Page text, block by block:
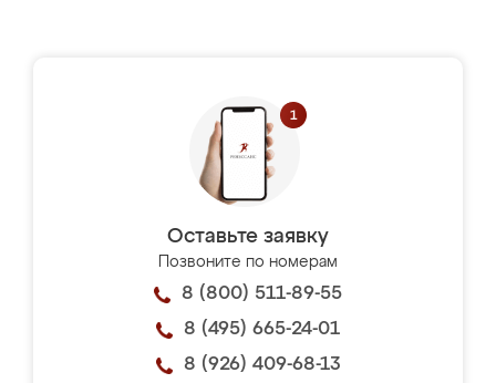
Оставьте заявку
Позвоните по номерам
8 (800) 511-89-55
8 (495) 665-24-01
8 (926) 409-68-13